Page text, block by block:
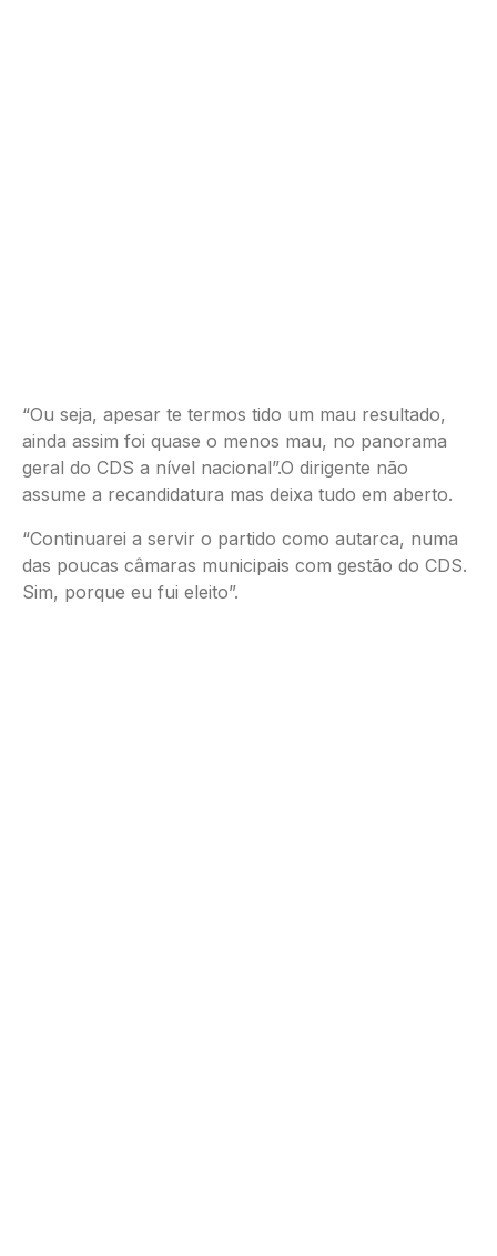
“Ou seja, apesar te termos tido um mau resultado,
ainda assim foi quase o menos mau, no panorama
geral do CDS a nível nacional”.O dirigente não
assume a recandidatura mas deixa tudo em aberto.
“Continuarei a servir o partido como autarca, numa
das poucas câmaras municipais com gestão do CDS.
Sim, porque eu fui eleito”.